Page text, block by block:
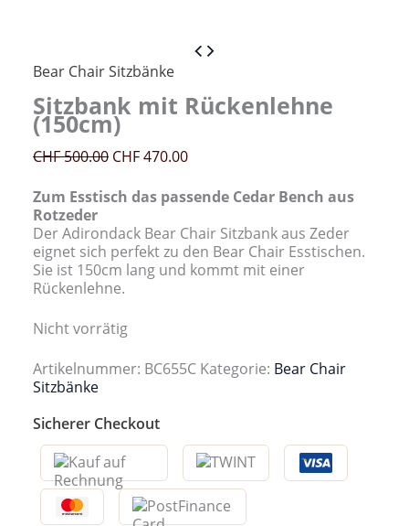
Bear Chair Sitzbänke
Sitzbank mit Rückenlehne
(150cm)
CHF500.00 Ursprünglicher
war:
CHF 500.00
CHF470.00Aktueller
ist:
Zum Esstisch das passende Cedar Bench aus
Rotzeder
Der Adirondack Bear Chair Sitzbank aus Zeder
eignet sich perfekt zu den Bear Chair Esstischen.
Sie ist 150cm lang und kommt mit einer
Rückenlehne.
Nicht vorrätig
Artikelnummer: BC655C Kategorie: Bear Chair
Sitzbänke
Sicherer Checkout